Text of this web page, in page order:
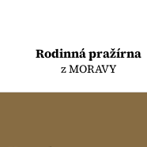
Rodinná pražírna
z MORAVY
Z